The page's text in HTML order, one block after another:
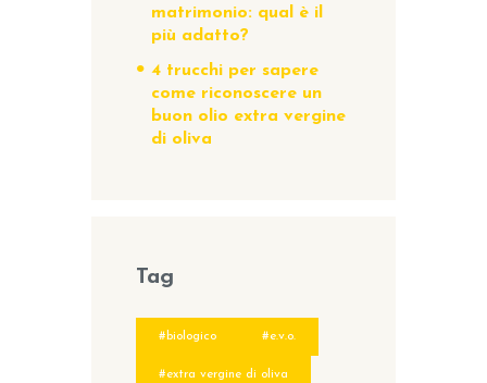
matrimonio: qual è il
più adatto?
4 trucchi per sapere
come riconoscere un
buon olio extra vergine
di oliva
Tag
#biologico #e.v.o.
#extra vergine di oliva